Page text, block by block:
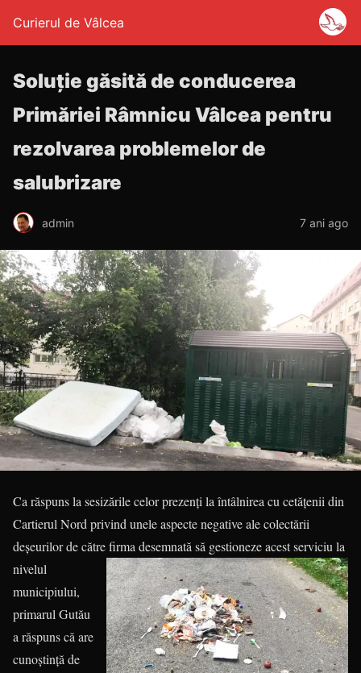
Curierul de Vâlcea
Soluție găsită de conducerea
Primăriei Râmnicu Vâlcea pentru
rezolvarea problemelor de
salubrizare
admin 7 ani ago
Ca răspuns la sesizările celor prezenţi la întâlnirea cu cetățenii din
Cartierul Nord privind unele aspecte negative ale colectării
deşeurilor de către firma desemnată să gestioneze acestserviciu la
nivelul
municipiului,
primarul Gutău
a răspuns că are
cunoştinţă de